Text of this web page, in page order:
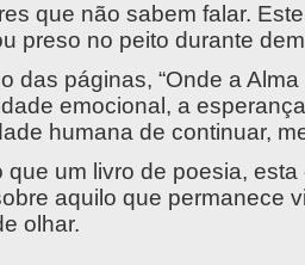
que não sabem falar.
preso no peito durante
das páginas, “Onde a
emocional, a
humana de continuar,
que um livro de poesia,
aquilo que permanece
olhar.